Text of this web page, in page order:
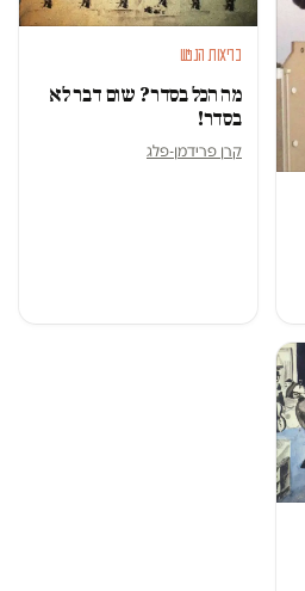
בריאות הנפש
מה הכל בסדר? שום דבר לא
בסדר!
קרן פרידמן-פלג